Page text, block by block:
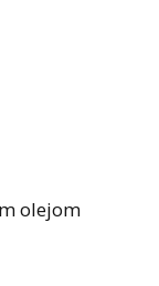
olejom